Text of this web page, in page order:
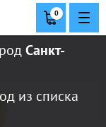
Санкт-
из списка
0